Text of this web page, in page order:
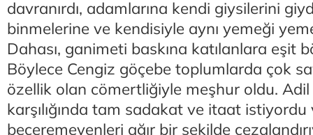
davranırdı, adamlarına kendi giysilerini
binmelerine ve kendisiyle aynı yemeği
Dahası, ganimeti baskına katılanlara eşit
Böylece Cengiz göçebe toplumlarda çok
özellik olan cömertliğiyle meşhur oldu. Adil
karşılığında tam sadakat ve itaat istiyordu
beceremeyenleri ağır bir şekilde